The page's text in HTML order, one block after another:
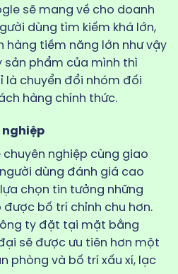
sẽ mang về cho doanh
dùng tìm kiếm khá lớn,
hàng tiềm năng lớn như vậy
sản phẩm của mình thì
là chuyển đổi nhóm đối
hàng chính thức.
nghiệp
nghiệp cùng giao
dùng đánh giá cao
chọn tin tưởng những
bố trí chỉnh chu hơn.
ty đặt tại mặt bằng
sẽ được ưu tiên hơn một
phòng và bố trí xấu xí, lạc